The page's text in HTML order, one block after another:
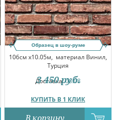
Образец в шоу-руме
106см x10.05м, материал Винил,
Турция
Доставка:08.08
КУПИТЬ В 1 КЛИК
3 450 руб.